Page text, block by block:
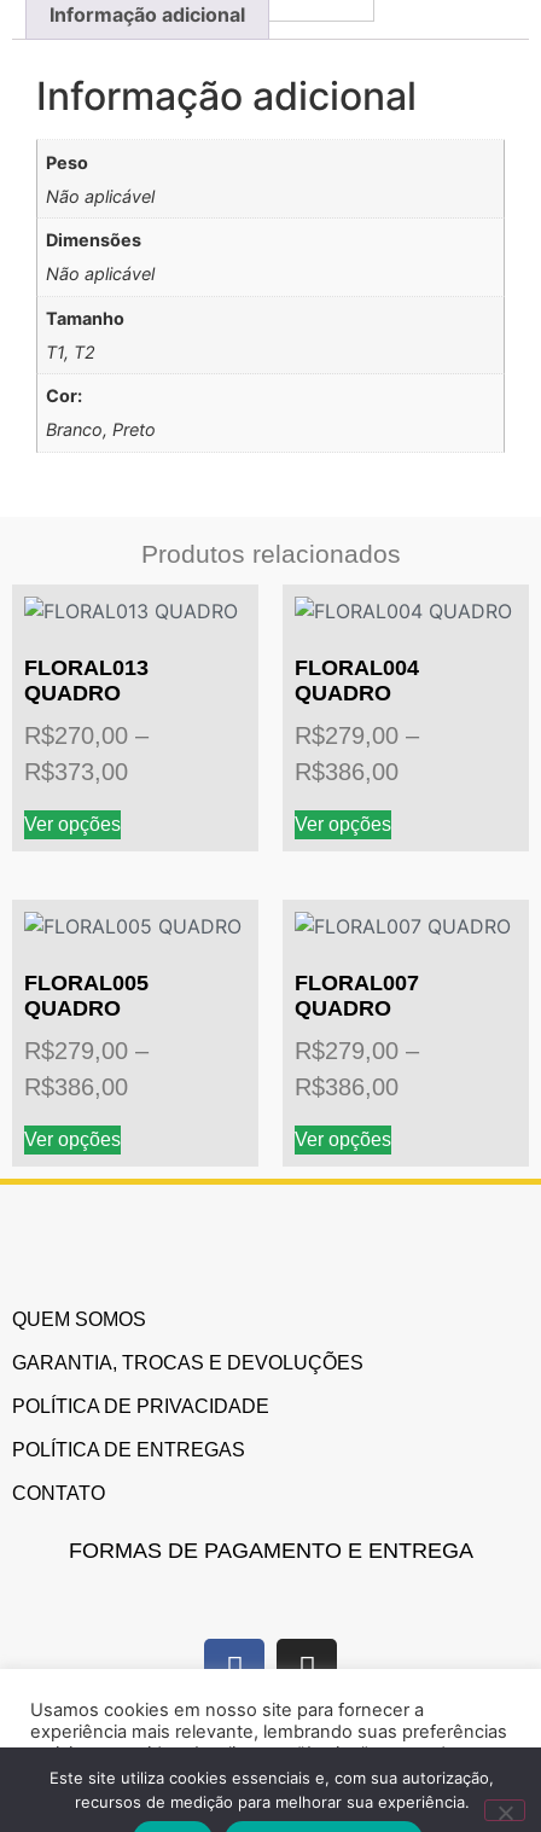
Informação adicional
Informação adicional
Peso
Não aplicável
Dimensões
Não aplicável
Tamanho
T1, T2
Cor:
Branco, Preto
Produtos relacionados
FLORAL013
QUADRO
R$270,00 –
R$373,00
Ver opções
FLORAL004
QUADRO
R$279,00 –
R$386,00
Ver opções
FLORAL005
QUADRO
R$279,00 –
R$386,00
Ver opções
FLORAL007
QUADRO
R$279,00 –
R$386,00
Ver opções
QUEM SOMOS
GARANTIA, TROCAS E DEVOLUÇÕES
POLÍTICA DE PRIVACIDADE
POLÍTICA DE ENTREGAS
CONTATO
FORMAS DE PAGAMENTO E ENTREGA
Marque presença na web!
Usamos cookies em nosso site para fornecer a
experiência mais relevante, lembrando suas preferências
e visitas repetidas. Ao clicar em “Aceitar”, concorda com a
utilização de cookies.
Aceitar
Este site utiliza cookies essenciais e, com sua autorização,
recursos de medição para melhorar sua experiência.